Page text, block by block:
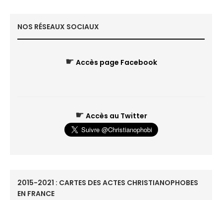
NOS RÉSEAUX SOCIAUX
☛ Accès page Facebook
☛ Accès au Twitter
2015-2021 : CARTES DES ACTES CHRISTIANOPHOBES
EN FRANCE